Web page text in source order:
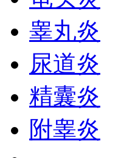
睾丸炎
尿道炎
精囊炎
附睾炎